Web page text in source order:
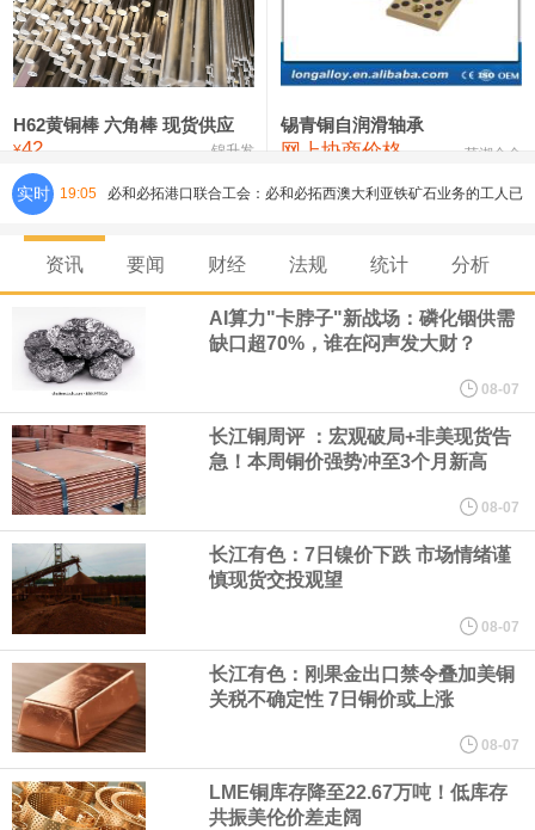
铸造铝合金锭(ZLD104) 24,300—24,500 24,400
压铸锌合金锭 26,500—26,700
氯化镍 38,300—40,300 39,300 0
H62黄铜棒 六角棒 现货供应
¥42 锦升发
锡青铜自润滑轴承
网上协商价格 芜湖合金
实时 19:05 必和必拓港口联合工会：必和必拓西澳大利亚铁矿石业务的工人已
通知，将于8月9日实施24小时停工。
8月7日，宇树科技董事长王兴兴网上路演时表示，报告期内，公司
研发费用金额分别为4,995.18万元、7,001.70万元、14,496.56万
元，最近3年复合增长率达70.36%，呈快速增长趋势，并形成多项
核心技术和知识产权。截至2026年1月31日，公司拥有262项专利权
（含境内发明专利20项）。
纽约期银日内涨4%，现报64.08美元/盎司。
宇树科技董事长、总经理兼首席技术官王兴兴在网上路演时表示，
经过多年研发创新和技术积累，公司逐步形成了包括一体化关节集
成技术、高紧凑度机器人身体集成技术、机器人激光雷达全自研核
资讯 要闻 财经 法规 统计 分析
AI算力"卡脖子"新战场：磷化铟供需
缺口超70%，谁在闷声发大财？
08-07
长江铜周评 ：宏观破局+非美现货告
急！本周铜价强势冲至3个月新高
08-07
长江有色：7日镍价下跌 市场情绪谨
慎现货交投观望
08-07
长江有色：刚果金出口禁令叠加美铜
关税不确定性 7日铜价或上涨
08-07
LME铜库存降至22.67万吨！低库存
共振美伦价差走阔